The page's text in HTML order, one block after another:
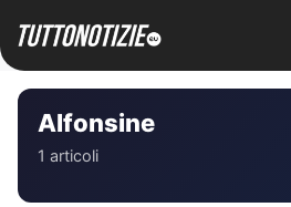
contenuto
Alfonsine
1 articoli